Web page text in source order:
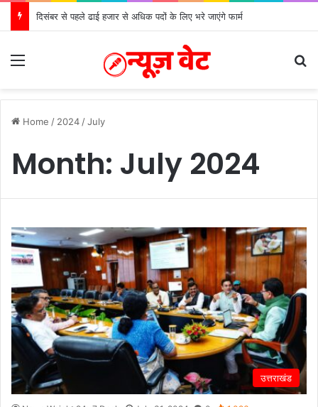
दिसंबर से पहले ढाई हजार से अधिक पदों के लिए भरे जाएंगे फार्म
Home / 2024 /July
Month: July 2024
उत्तराखंड